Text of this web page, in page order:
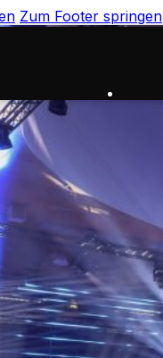
Zum Footer springen